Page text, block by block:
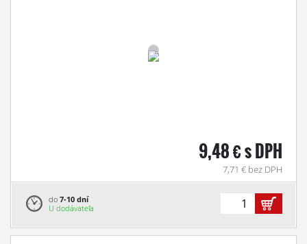
9,48 € s DPH
7,71 € bez DPH
do 7-10 dní
U dodávateľa